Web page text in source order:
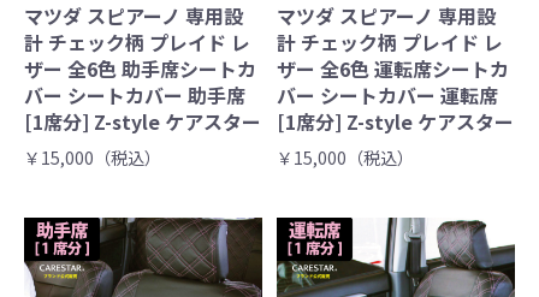
マツダ スピアーノ 専用設
計 チェック柄 プレイド レ
ザー 全6色 助手席シートカ
バー シートカバー 助手席
[1席分] Z-style ケアスター
￥15,000（税込）
マツダ スピアーノ 専用設
計 チェック柄 プレイド レ
ザー 全6色 運転席シートカ
バー シートカバー 運転席
[1席分] Z-style ケアスター
￥15,000（税込）